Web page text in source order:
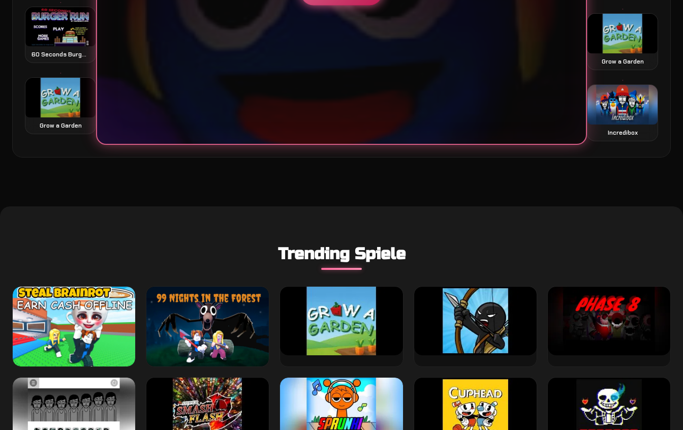
60 Seconds Burger Run
Grow a Garden
Grow a Garden
Incredibox
Trending Spiele